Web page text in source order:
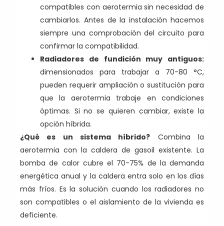
compatibles con aerotermia sin necesidad de
cambiarlos. Antes de la instalación hacemos
siempre una comprobación del circuito para
confirmar la compatibilidad.
Radiadores de fundición muy antiguos:
dimensionados para trabajar a 70-80 °C,
pueden requerir ampliación o sustitución para
que la aerotermia trabaje en condiciones
óptimas. Si no se quieren cambiar, existe la
opción híbrida.
¿Qué es un sistema híbrido? Combina la
aerotermia con la caldera de gasoil existente. La
bomba de calor cubre el 70-75% de la demanda
energética anual y la caldera entra solo en los días
más fríos. Es la solución cuando los radiadores no
son compatibles o el aislamiento de la vivienda es
deficiente.